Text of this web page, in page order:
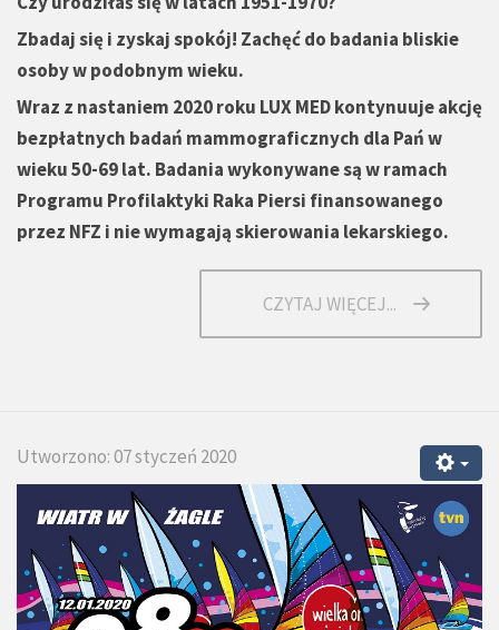
Zbadaj się i zyskaj spokój! Zachęć do badania bliskie
osoby w podobnym wieku.
Wraz z nastaniem 2020 roku LUX MED kontynuuje akcję
bezpłatnych badań mammograficznych dla Pań w
wieku 50-69 lat. Badania wykonywane są w ramach
Programu Profilaktyki Raka Piersi finansowanego
przez NFZ i nie wymagają skierowania lekarskiego.
CZYTAJ WIĘCEJ...
Utworzono: 07 styczeń 2020